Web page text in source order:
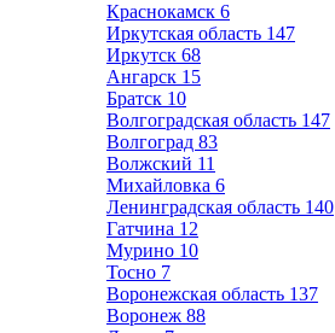
Краснокамск 6
Иркутская область 147
Иркутск 68
Ангарск 15
Братск 10
Волгоградская область 147
Волгоград 83
Волжский 11
Михайловка 6
Ленинградская область 140
Гатчина 12
Мурино 10
Тосно 7
Воронежская область 137
Воронеж 88